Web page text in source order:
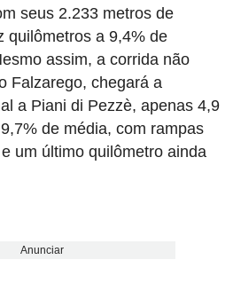
seus 2.233 metros de
quilômetros a 9,4% de
assim, a corrida não
Falzarego, chegará a
a Piani di Pezzè, apenas 4,9
de média, com rampas
um último quilômetro ainda
Anunciar